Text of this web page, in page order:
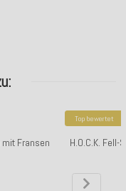
mit Fransen
Top bewertet
H.O.C.K.